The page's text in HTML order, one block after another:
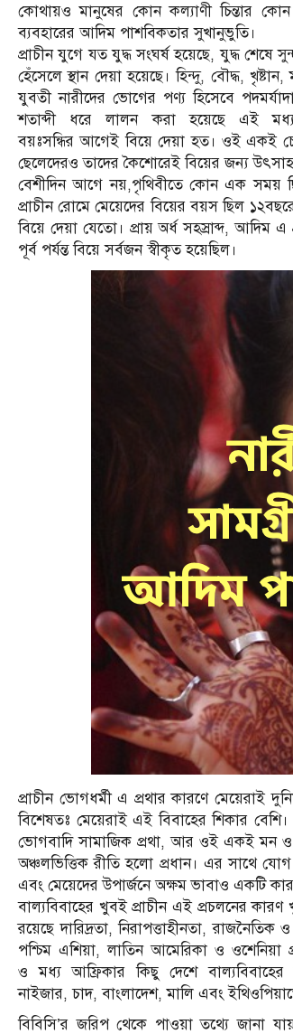
কোথায়ও মানুষের কোন কল্যাণী চিন্তার কোন
ব্যবহারের আদিম পাশবিকতার সুখানুভুতি।
প্রাচীন যুগে যত যুদ্ধ সংঘর্ষ হয়েছে, যুদ্ধ শেষে
হেঁসেলে স্থান দেয়া হয়েছে। হিন্দু, বৌদ্ধ,
যুবতী নারীদের ভোগের পণ্য হিসেবে
শতাব্দী ধরে লালন করা হয়েছে এই
বয়ঃসন্ধির আগেই বিয়ে দেয়া হত। ওই একই
ছেলেদেরও তাদের কৈশোরেই বিয়ের জন্য
বেশীদিন আগে নয়,পৃথিবীতে কোন এক সময়
প্রাচীন রোমে মেয়েদের বিয়ের বয়স ছিল
বিয়ে দেয়া যেতো। প্রায় অর্ধ সহস্রাব্দ,
পূর্ব পর্যন্ত বিয়ে সর্বজন স্বীকৃত হয়েছিল।
প্রাচীন ভোগধর্মী এ প্রথার কারণে মেয়েরাই
বিশেষতঃ মেয়েরাই এই বিবাহের শিকার
ভোগবাদি সামাজিক প্রথা, আর ওই একই মন ও
অঞ্চলভিত্তিক রীতি হলো প্রধান। এর সাথে
এবং মেয়েদের উপার্জনে অক্ষম ভাবাও একটি
বাল্যবিবাহের খুবই প্রাচীন এই প্রচলনের
রয়েছে দারিদ্রতা, নিরাপত্তাহীনতা,
পশ্চিম এশিয়া, লাতিন আমেরিকা ও ওশেনিয়া
ও মধ্য আফ্রিকার কিছু দেশে
নাইজার, চাদ, বাংলাদেশ, মালি এবং
বিবিসি’র জরিপ থেকে পাওয়া তথ্যে জানা